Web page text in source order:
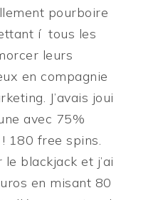
pourboire
í tous les
leurs
en compagnie
J’avais joui
avec 75%
180 free spins.
le blackjack et j’ai
en misant 80